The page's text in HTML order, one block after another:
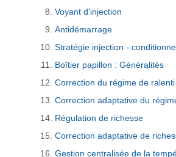
Voyant d'injection
Antidémarrage
Stratégie injection -
Boîtier papillon : Généralités
Correction du régime de ralenti
Correction adaptative du
Régulation de richesse
Correction adaptative de
Gestion centralisée de la